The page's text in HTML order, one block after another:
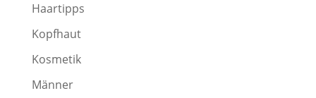
Haartipps
Kopfhaut
Kosmetik
Männer